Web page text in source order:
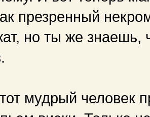
презренный
но ты же знаешь,
мудрый человек